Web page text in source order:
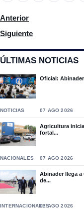
ÚLTIMAS NOTICIAS
Oficial:
NOTICIAS 07 AGO 2026
Agricultura
fortal...
NACIONALES 07 AGO 2026
Abinader llega
de...
INTERNACIONALES07 AGO 2026
Artículo anterior: El
Anterior
Artículo siguiente:
Siguiente